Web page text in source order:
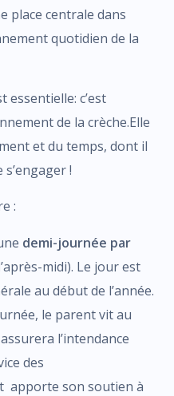
place centrale dans
quotidien de la
essentielle: c’est
de la crèche.Elle
et du temps, dont il
!
:
demi-journée par
midi). Le jour est
au début de l’année.
le parent vit au
l’intendance
des
apporte son soutien à